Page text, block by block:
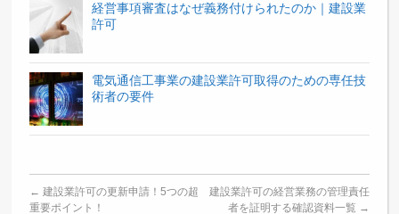
経営事項審査はなぜ義務付けられたのか｜建設業
許可
電気通信工事業の建設業許可取得のための専任技
術者の要件
← 建設業許可の更新申請！5つの超
重要ポイント！
建設業許可の経営業務の管理責任
者を証明する確認資料一覧 →